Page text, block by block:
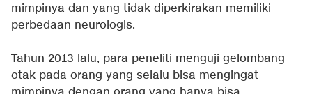
mimpinya dan yang tidak diperkirakan memiliki
perbedaan neurologis.
Tahun 2013 lalu, para peneliti menguji gelombang
otak pada orang yang selalu bisa mengingat